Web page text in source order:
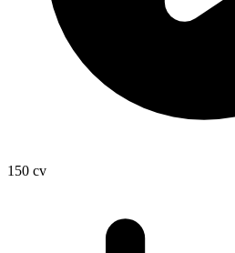
150 cv